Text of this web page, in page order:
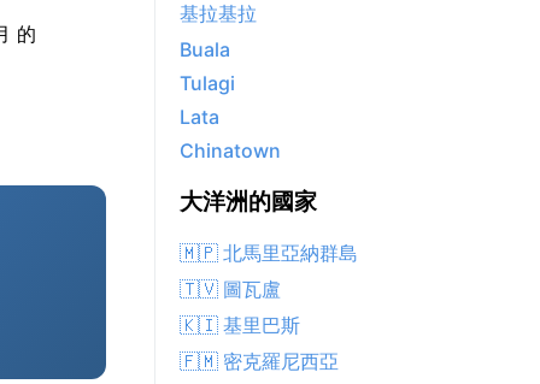
的
基拉基拉
Buala
Tulagi
Lata
Chinatown
大洋洲的國家
🇲🇵 北馬里亞納群島
🇹🇻 圖瓦盧
🇰🇮 基里巴斯
🇫🇲 密克羅尼西亞